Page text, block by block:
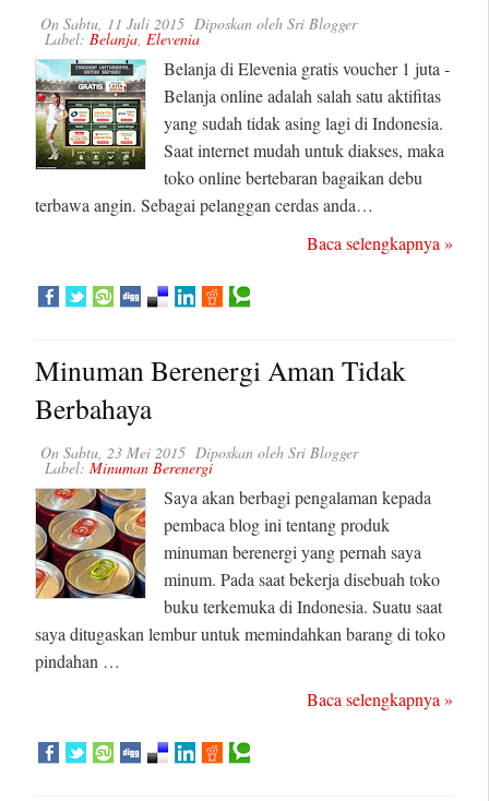
On Sabtu, 11 Juli 2015 Diposkan oleh Sri Blogger
Label:Belanja,Elevenia
Belanja di Elevenia gratis voucher 1 juta -
Belanja online adalah salah satu aktifitas
yang sudah tidak asing lagi di Indonesia.
Saat internet mudah untuk diakses, maka
toko online bertebaran bagaikan debu
terbawa angin. Sebagai pelanggan cerdas anda…
Baca selengkapnya »
Minuman Berenergi Aman Tidak
Berbahaya
On Sabtu, 23 Mei 2015 Diposkan oleh Sri Blogger
Label:Minuman Berenergi
Saya akan berbagi pengalaman kepada
pembaca blog ini tentang produk
minuman berenergi yang pernah saya
minum. Pada saat bekerja disebuah toko
buku terkemuka di Indonesia. Suatu saat
saya ditugaskan lembur untuk memindahkan barang di toko
pindahan …
Baca selengkapnya »